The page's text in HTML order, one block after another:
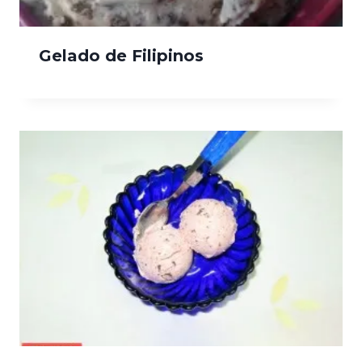
Gelado de Filipinos